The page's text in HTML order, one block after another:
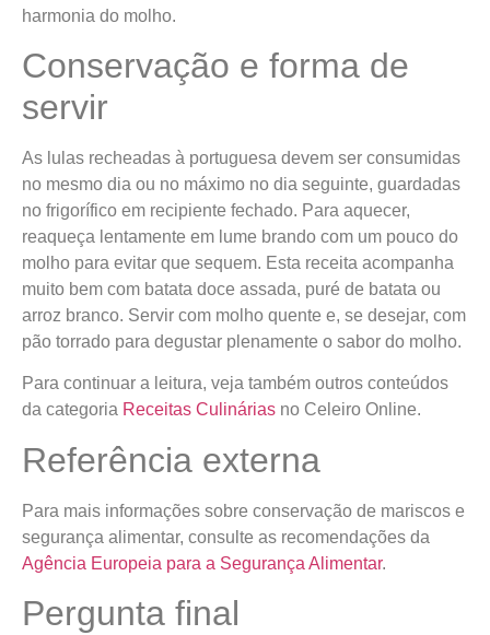
harmonia do molho.
Conservação e forma de
servir
As lulas recheadas à portuguesa devem ser consumidas
no mesmo dia ou no máximo no dia seguinte, guardadas
no frigorífico em recipiente fechado. Para aquecer,
reaqueça lentamente em lume brando com um pouco do
molho para evitar que sequem. Esta receita acompanha
muito bem com batata doce assada, puré de batata ou
arroz branco. Servir com molho quente e, se desejar, com
pão torrado para degustar plenamente o sabor do molho.
Para continuar a leitura, veja também outros conteúdos
da categoria Receitas Culinárias no Celeiro Online.
Referência externa
Para mais informações sobre conservação de mariscos e
segurança alimentar, consulte as recomendações da
Agência Europeia para a Segurança Alimentar.
Pergunta final